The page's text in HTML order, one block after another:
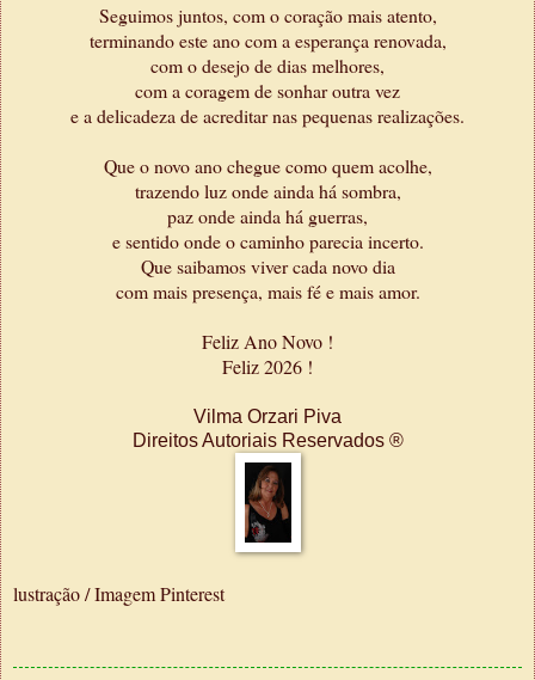
Seguimos juntos, com o coração mais atento,
terminando este ano com a esperança renovada,
com o desejo de dias melhores,
com a coragem de sonhar outra vez
e a delicadeza de acreditar nas pequenas realizações.
Que o novo ano chegue como quem acolhe,
trazendo luz onde ainda há sombra,
paz onde ainda há guerras,
e sentido onde o caminho parecia incerto.
Que saibamos viver cada novo dia
com mais presença, mais fé e mais amor.
Feliz Ano Novo !
Feliz 2026 !
Vilma Orzari Piva
Direitos Autoriais Reservados ®
lustração / Imagem Pinterest